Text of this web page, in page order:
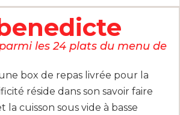
les 24 plats du menu de
box de repas livrée pour la
réside dans son savoir faire
cuisson sous vide à basse